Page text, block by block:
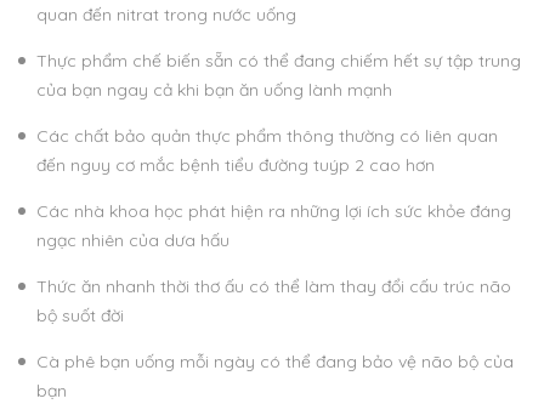
quan đến nitrat trong nước uống
Thực phẩm chế biến sẵn có thể đang chiếm hết sự tập trung
của bạn ngay cả khi bạn ăn uống lành mạnh
Các chất bảo quản thực phẩm thông thường có liên quan
đến nguy cơ mắc bệnh tiểu đường tuýp 2 cao hơn
Các nhà khoa học phát hiện ra những lợi ích sức khỏe đáng
ngạc nhiên của dưa hấu
Thức ăn nhanh thời thơ ấu có thể làm thay đổi cấu trúc não
bộ suốt đời
Cà phê bạn uống mỗi ngày có thể đang bảo vệ não bộ của
bạn